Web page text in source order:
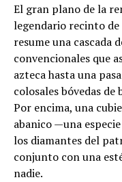
El gran plano de la
legendario recinto de
resume una cascada
convencionales que
azteca hasta una
colosales bóvedas
Por encima, una
abanico —una
los diamantes del
conjunto con una
nadie.